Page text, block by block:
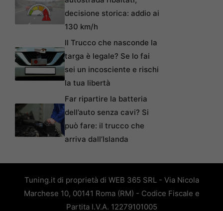
decisione storica: addio ai
130 km/h
Il Trucco che nasconde la
targa è legale? Se lo fai
sei un incosciente e rischi
la tua libertà
Far ripartire la batteria
dell’auto senza cavi? Si
può fare: il trucco che
arriva dall’Islanda
Tuning.it di proprietà di WEB 365 SRL - Via Nicola
Marchese 10, 00141 Roma (RM) - Codice Fiscale e
Partita I.V.A. 12279101005